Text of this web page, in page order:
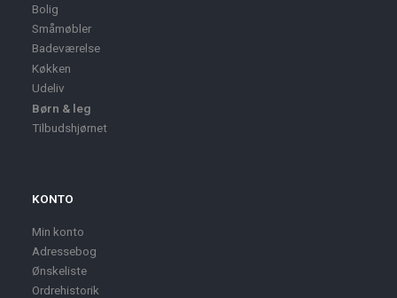
Bolig
Småmøbler
Badeværelse
Køkken
Udeliv
Børn & leg
Tilbudshjørnet
KONTO
Min konto
Adressebog
Ønskeliste
Ordrehistorik